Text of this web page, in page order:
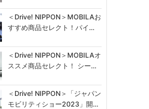
＜Drive! NIPPON＞MOBILAお
すすめ商品セレクト！パイ…
＜Drive! NIPPON＞MOBILAオ
ススメ商品セレクト！ シー…
＜Drive! NIPPON＞「ジャパン
モビリティショー2023」開…